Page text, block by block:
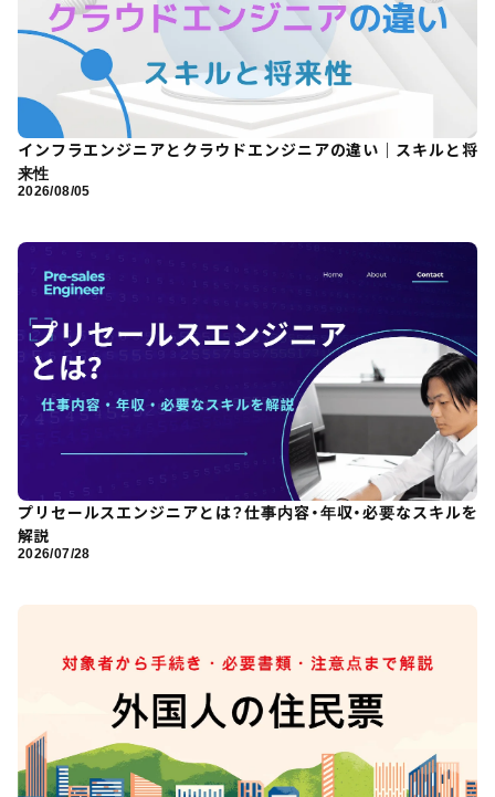
インフラエンジニアとクラウドエンジニアの違い｜スキルと将
来性
2026/08/05
プリセールスエンジニアとは？仕事内容・年収・必要なスキルを
解説
2026/07/28